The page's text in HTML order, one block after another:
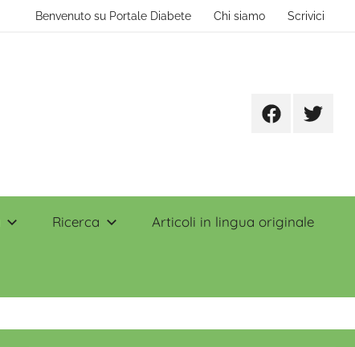
Benvenuto su Portale Diabete Chi siamo Scrivici
FacebookTwitter
Ricerca Articoli in lingua originale